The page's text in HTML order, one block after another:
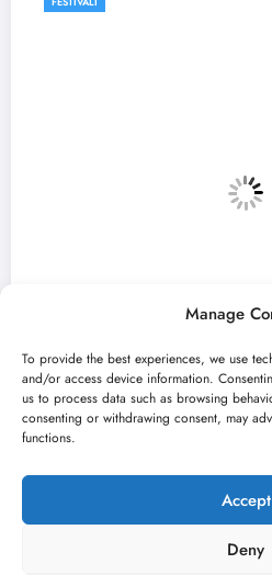
Manage
To provide the best experiences, we use
and/or access device information.
us to process data such as browsing
consenting or withdrawing consent, may
functions.
Accept
Deny
i ovog